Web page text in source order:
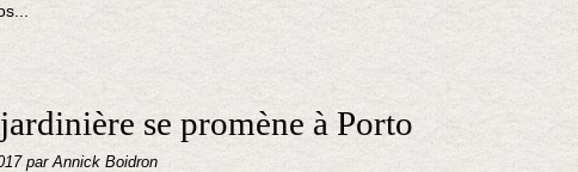
se promène à Porto
par Annick Boidron